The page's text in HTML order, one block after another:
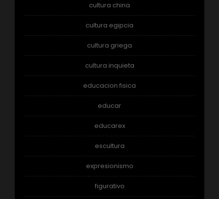
cultura china
cultura egipcia
cultura griega
cultura inquieta
educacion fisica
educar
educarex
escultura
expresionismo
figurativo